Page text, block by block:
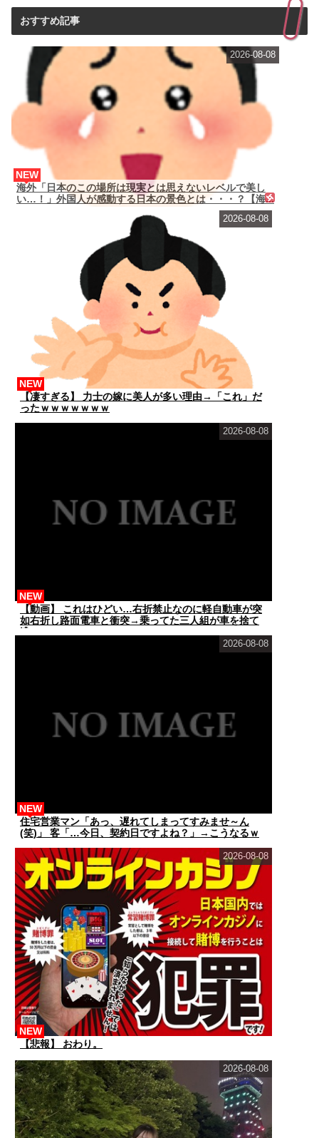
おすすめ記事
海外「日本のこの場所は現実とは思えないレベルで美し
い…！」外国人が感動する日本の景色とは・・・？【海...
NEW
2026-08-08
【凄すぎる】 力士の嫁に美人が多い理由→「これ」だ
ったｗｗｗｗｗｗｗ
NEW
2026-08-08
【動画】 これはひどい…右折禁止なのに軽自動車が突
如右折し路面電車と衝突→乗ってた三人組が車を捨て
逃...
NEW
2026-08-08
住宅営業マン「あっ、遅れてしまってすみませ～ん
(笑)」 客「…今日、契約日ですよね？」→こうなるｗ
NEW
2026-08-08
【悲報】 おわり。
NEW
2026-08-08
2026-08-08